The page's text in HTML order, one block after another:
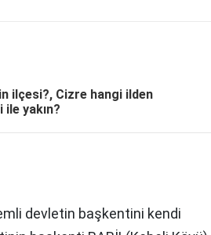
ilçesi?, Cizre hangi ilden
ile yakın?
devletin başkentini kendi